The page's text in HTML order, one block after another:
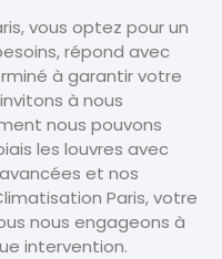
vous optez pour un
répond avec
à garantir votre
à nous
nous pouvons
les louvres avec
et nos
Paris, votre
nous engageons à
intervention.